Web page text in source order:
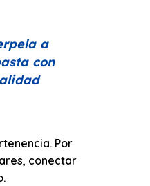
a
con
Por
conectar